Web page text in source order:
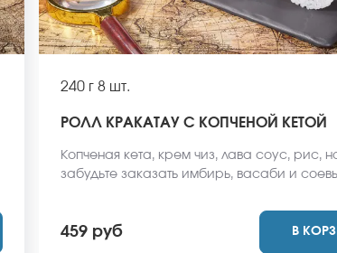
240 г 8 шт.
РОЛЛ КРАКАТАУ С КОПЧЕНОЙ КЕТОЙ
Копченая кета, крем чиз, лава соус, рис,
забудьте заказать имбирь, васаби и
блюда может отличаться от фото на сайте.
459 руб В